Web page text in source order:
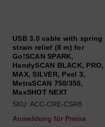
USB 3.0 cable with spring
strain relief (8 m) for
Go!SCAN SPARK,
HandySCAN BLACK, PRO,
MAX, SILVER, Peel 3,
MetraSCAN 750/350,
MaxSHOT NEXT
SKU: ACC-CRE-CSR8
Anmeldung für Preise